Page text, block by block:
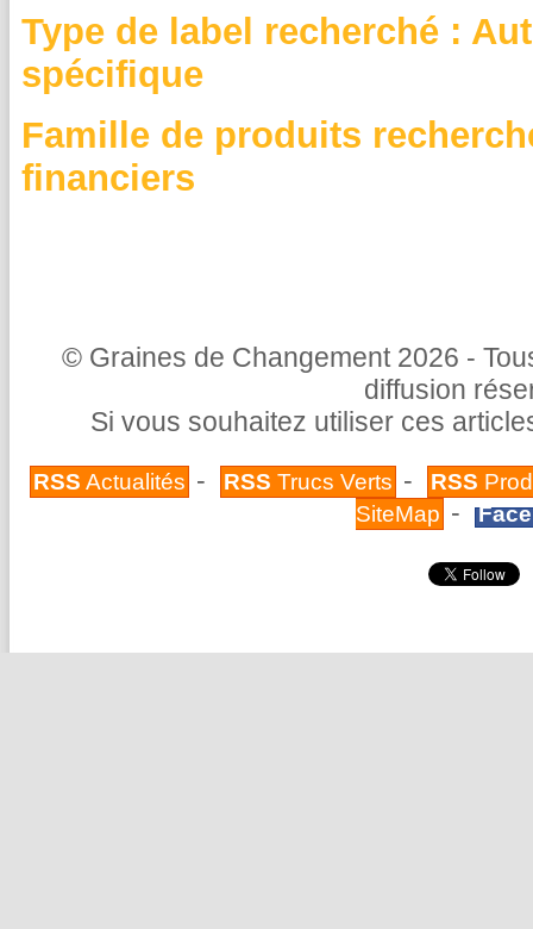
Type de label recherché :
spécifique
Famille de produits
financiers
© Graines de Changement 2026 -
diffusion
Si vous souhaitez utiliser ces
RSS Actualités - RSS Trucs Verts - RSS
SiteMap -